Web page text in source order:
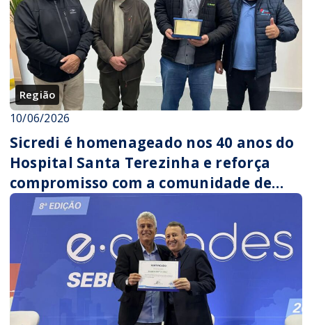
Região
10/06/2026
Sicredi é homenageado nos 40 anos do
Hospital Santa Terezinha e reforça
compromisso com a comunidade de
Fontoura Xavier